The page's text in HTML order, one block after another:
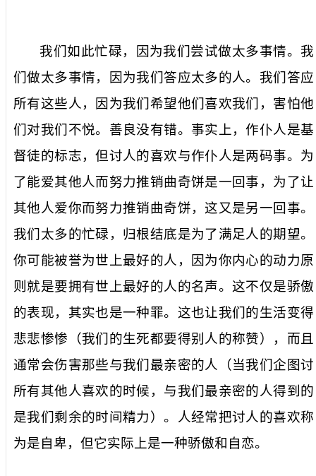
我们如此忙碌，因为我们尝试做太多事情。我
们做太多事情，因为我们答应太多的人。我们答应
所有这些人，因为我们希望他们喜欢我们，害怕他
们对我们不悦。善良没有错。事实上，作仆人是基
督徒的标志，但讨人的喜欢与作仆人是两码事。为
了能爱其他人而努力推销曲奇饼是一回事，为了让
其他人爱你而努力推销曲奇饼，这又是另一回事。
我们太多的忙碌，归根结底是为了满足人的期望。
你可能被誉为世上最好的人，因为你内心的动力原
则就是要拥有世上最好的人的名声。这不仅是骄傲
的表现，其实也是一种罪。这也让我们的生活变得
悲悲惨惨（我们的生死都要得别人的称赞），而且
通常会伤害那些与我们最亲密的人（当我们企图讨
所有其他人喜欢的时候，与我们最亲密的人得到的
是我们剩余的时间精力）。人经常把讨人的喜欢称
为是自卑，但它实际上是一种骄傲和自恋。